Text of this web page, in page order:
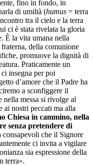
fino in fondo, in
di umiltà (humus = terra
tra il cielo e la terra
ci è stata rivelata la gloria
È la vita umana nella
della comunione
promuove la dignità di
Praticamente un
insegna per poi
d’amore che il Padre ha
a sconfiggere il
nella messa si rivolge al
ai nostri peccati ma alla
Chiesa in cammino, nella
senza pretendere di
consapevoli che il Signore
ci invita a vigilare
sia espressione della
terra».